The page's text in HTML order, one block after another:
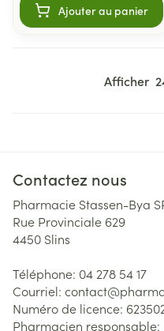
Ajouter au panier
Afficher
Contactez nous
Pharmacie Stassen-Bya
Rue Provinciale 629
4450 Slins
Téléphone: 04 278 54 17
Courriel: contact@
Numéro de licence:
Pharmacien responsable: